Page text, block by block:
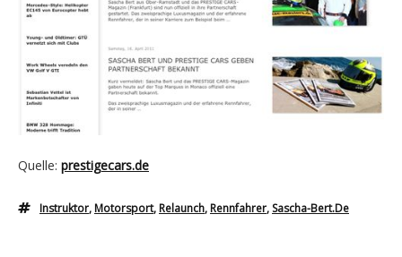
Quelle: prestigecars.de
Instruktor, Motorsport, Relaunch, Rennfahrer, Sascha-Bert.de